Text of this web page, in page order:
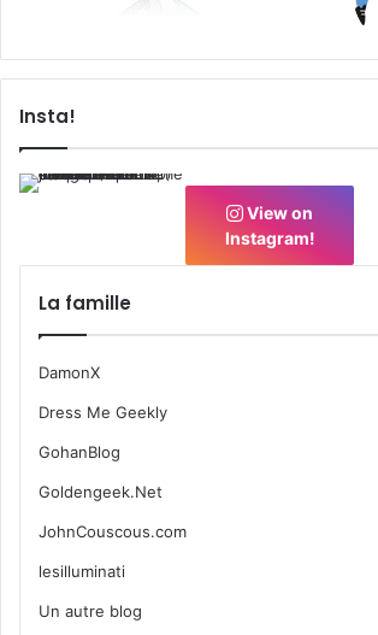
Insta!
View on
Instagram!
La famille
DamonX
Dress Me Geekly
GohanBlog
Goldengeek.Net
JohnCouscous.com
lesilluminati
Un autre blog